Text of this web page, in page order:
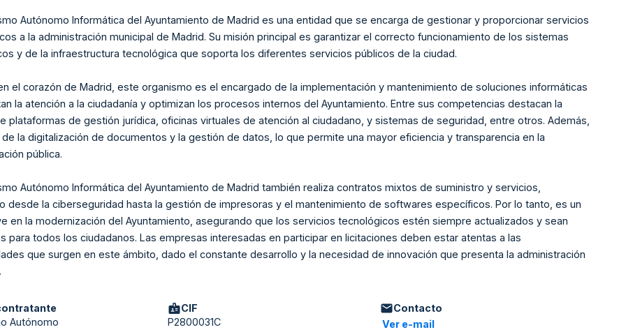
Autónomo Informática del Ayuntamiento de Madrid es una entidad que se encarga de gestionar y proporcionar servicios
a la administración municipal de Madrid. Su misión principal es garantizar el correcto funcionamiento de los sistemas
y de la infraestructura tecnológica que soporta los diferentes servicios públicos de la ciudad.
el corazón de Madrid, este organismo es el encargado de la implementación y mantenimiento de soluciones informáticas
la atención a la ciudadanía y optimizan los procesos internos del Ayuntamiento. Entre sus competencias destacan la
plataformas de gestión jurídica, oficinas virtuales de atención al ciudadano, y sistemas de seguridad, entre otros. Además,
la digitalización de documentos y la gestión de datos, lo que permite una mayor eficiencia y transparencia en la
pública.
Autónomo Informática del Ayuntamiento de Madrid también realiza contratos mixtos de suministro y servicios,
desde la ciberseguridad hasta la gestión de impresoras y el mantenimiento de softwares específicos. Por lo tanto, es un
en la modernización del Ayuntamiento, asegurando que los servicios tecnológicos estén siempre actualizados y sean
para todos los ciudadanos. Las empresas interesadas en participar en licitaciones deben estar atentas a las
que surgen en este ámbito, dado el constante desarrollo y la necesidad de innovación que presenta la administración
Autónomo
CIF
P2800031C
Contacto
Ver e-mail